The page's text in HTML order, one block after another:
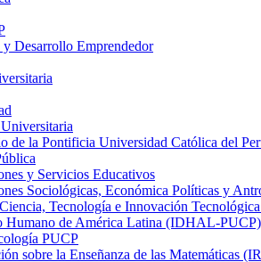
Desarrollo Emprendedor
de la Pontificia Universidad Católica del
y Servicios Educativos
Sociológicas, Económica Políticas y
Tecnología e Innovación
Humano de América Latina (IDHAL-PUCP)
PUCP
sobre la Enseñanza de las Matemáticas